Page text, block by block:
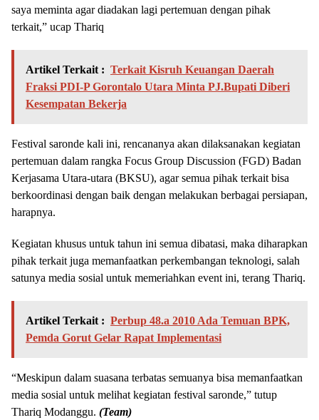
saya meminta agar diadakan lagi pertemuan dengan pihak
terkait,” ucap Thariq
Artikel Terkait : Terkait Kisruh Keuangan Daerah
Fraksi PDI-P Gorontalo Utara Minta PJ.Bupati Diberi
Kesempatan Bekerja
Festival saronde kali ini, rencananya akan dilaksanakan kegiatan
pertemuan dalam rangka Focus Group Discussion (FGD) Badan
Kerjasama Utara-utara (BKSU), agar semua pihak terkait bisa
berkoordinasi dengan baik dengan melakukan berbagai persiapan,
harapnya.
Kegiatan khusus untuk tahun ini semua dibatasi, maka diharapkan
pihak terkait juga memanfaatkan perkembangan teknologi, salah
satunya media sosial untuk memeriahkan event ini, terang Thariq.
Artikel Terkait : Perbup 48.a 2010 Ada Temuan BPK,
Pemda Gorut Gelar Rapat Implementasi
“Meskipun dalam suasana terbatas semuanya bisa memanfaatkan
media sosial untuk melihat kegiatan festival saronde,” tutup
Thariq Modanggu. (Team)